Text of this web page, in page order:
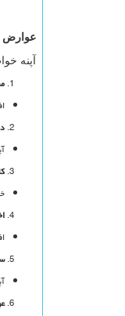
عوارض
آپنه